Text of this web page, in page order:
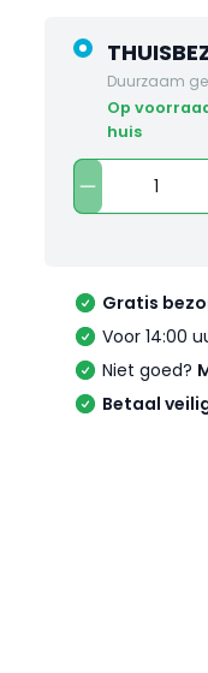
Duurzaam
op voorraad, uiterlijk dinsdag in
huis
Gratis
Voor 14:00
Niet goed?
Betaal